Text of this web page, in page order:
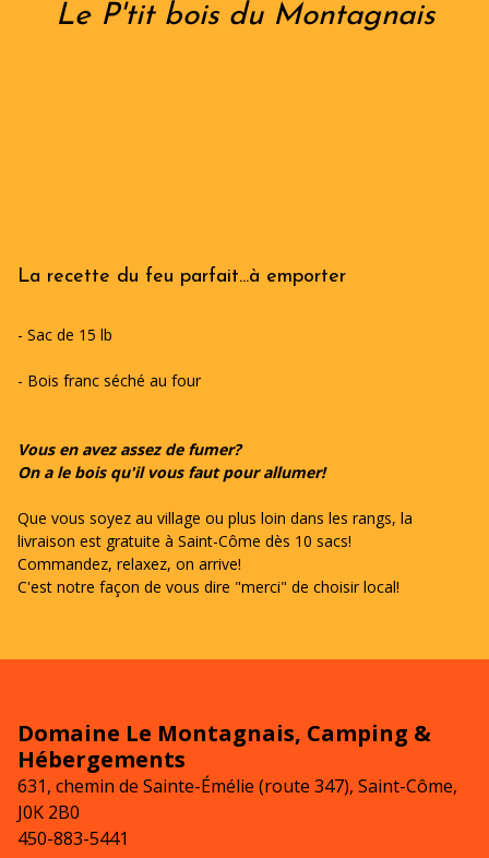
Le P'tit bois du Montagnais
La recette du feu parfait...à emporter
- Sac de 15 lb
- Bois franc séché au four
Vous en avez assez de fumer?
On a le bois qu'il vous faut pour allumer!
Que vous soyez au village ou plus loin dans les rangs, la
livraison est gratuite à Saint-Côme dès 10 sacs!
Commandez, relaxez, on arrive!
C'est notre façon de vous dire "merci" de choisir local!
Domaine Le Montagnais, Camping &
Hébergements
631, chemin de Sainte-Émélie (route 347), Saint-Côme,
J0K 2B0
450-883-5441